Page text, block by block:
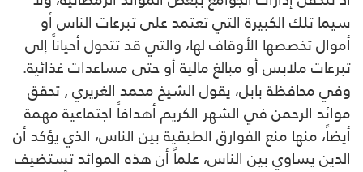
سيما تلك الكبيرة التي تعتمد على تبرعات الناس أو
أموال تخصصها الأوقاف لها، والتي قد تتحول أحياناً إلى
تبرعات ملابس أو مبالغ مالية أو حتى مساعدات غذائية.
وفي محافظة بابل، يقول الشيخ محمد الغريري , تحقق
موائد الرحمن في الشهر الكريم أهدافاً اجتماعية مهمة
أيضاً، منها منع الفوارق الطبقية بين الناس، الذي يؤكد أن
الدين يساوي بين الناس، علماً أن هذه الموائد تستضيف